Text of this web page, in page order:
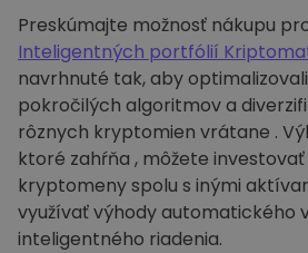
Preskúmajte možnosť nákupu
Inteligentných portfólií
navrhnuté tak, aby
pokročilých algoritmov a
rôznych kryptomien vrátane .
ktoré zahŕňa , môžete
kryptomeny spolu s inými
využívať výhody automatického
inteligentného riadenia.